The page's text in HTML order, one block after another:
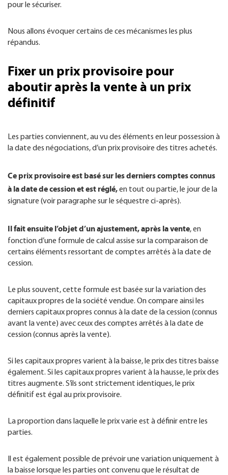
pour le sécuriser.
Nous allons évoquer certains de ces mécanismes les plus
répandus.
Fixer un prix provisoire pour
aboutir après la vente à un prix
définitif
Les parties conviennent, au vu des éléments en leur possession à
la date des négociations, d’un prix provisoire des titres achetés.
Ce prix provisoire est basé sur les derniers comptes connus
à la date de cession et est réglé,en tout ou partie, le jour de la
signature (voir paragraphe sur le séquestre ci-après).
Il fait ensuite l’objet d’un ajustement, après la vente, en
fonction d’une formule de calcul assise sur la comparaison de
certains éléments ressortant de comptes arrêtés à la date de
cession.
Le plus souvent, cette formule est basée sur la variation des
capitaux propres de la société vendue. On compare ainsi les
derniers capitaux propres connus à la date de la cession (connus
avant la vente) avec ceux des comptes arrêtés à la date de
cession (connus après la vente).
Si les capitaux propres varient à la baisse, le prix des titres baisse
également. Si les capitaux propres varient à la hausse, le prix des
titres augmente. S’ils sont strictement identiques, le prix
définitif est égal au prix provisoire.
La proportion dans laquelle le prix varie est à définir entre les
parties.
Il est également possible de prévoir une variation uniquement à
la baisse lorsque les parties ont convenu que le résultat de